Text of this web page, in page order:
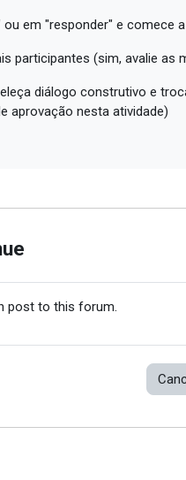
em "responder" e comece
participantes (sim, avalie as
diálogo construtivo e
aprovação nesta atividade)
post to this forum.